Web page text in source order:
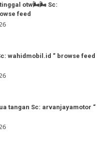
tinggal otw🌬🌬 Sc:
feed
wahidmobil.id “ browse feed
tangan Sc: arvanjayamotor “